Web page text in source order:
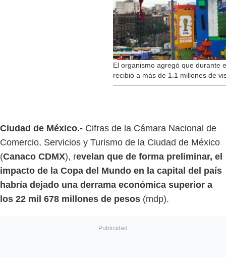
El organismo agregó que durante
recibió a más de 1.1 millones de
Ciudad de México.- Cifras de la Cámara Nacional de
Comercio, Servicios y Turismo de la Ciudad de México
(Canaco CDMX), revelan que de forma preliminar, el
impacto de la Copa del Mundo en la capital del país
habría dejado una derrama económica superior a
los 22 mil 678 millones de pesos (mdp).